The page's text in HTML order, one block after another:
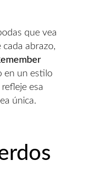
que vea
abrazo,
en un estilo
esa
única.